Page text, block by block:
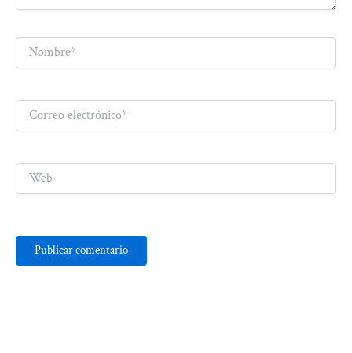
Nombre*
Correo
electrónico*
Web